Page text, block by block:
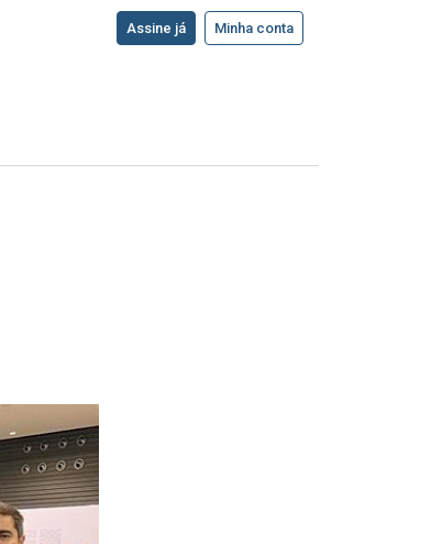
Assine já Minha conta